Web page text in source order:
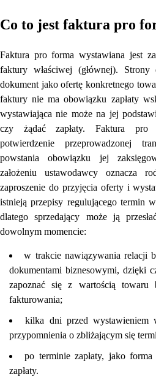
Co to jest faktura pro
Faktura pro forma wystawiana jest
faktury właściwej (głównej).
dokument jako ofertę konkretnego
faktury nie ma obowiązku zapłaty
wystawiająca nie może na jej
czy żądać zapłaty. Faktura pro
potwierdzenie przeprowadzonej
powstania obowiązku jej
założeniu ustawodawcy oznacza
zaproszenie do przyjęcia oferty i
istnieją przepisy regulującego termin
dlatego sprzedający może ją
dowolnym momencie:
w trakcie nawiązywania relacji
dokumentami biznesowymi, dzięki
zapoznać się z wartością towaru
fakturowania;
kilka dni przed wystawieniem
przypomnienia o zbliżającym się
po terminie zapłaty, jako
zapłaty.